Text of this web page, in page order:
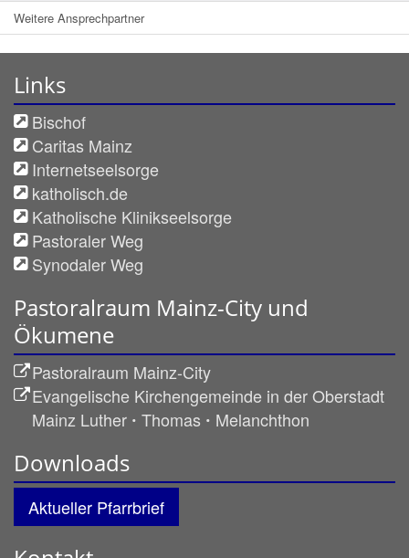
Weitere Ansprechpartner
Links
Bischof
Caritas Mainz
Internetseelsorge
katholisch.de
Katholische Klinikseelsorge
Pastoraler Weg
Synodaler Weg
Pastoralraum Mainz-City und
Ökumene
Pastoralraum Mainz-City
Evangelische Kirchengemeinde in der Oberstadt
Mainz Luther ꞏ Thomas ꞏ Melanchthon
Downloads
Aktueller Pfarrbrief